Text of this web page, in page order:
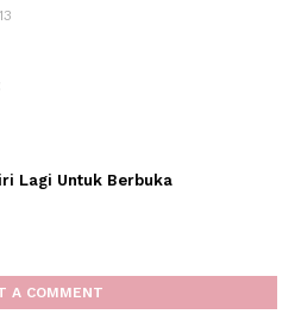
Lagi Untuk Berbuka
A COMMENT